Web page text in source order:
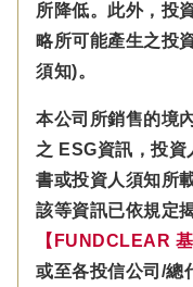
所降低。此外，投
略所可能產生之投
須知)。
本公司所銷售的境
之 ESG資訊，投資
書或投資人須知所
該等資訊已依規定
【FUNDCLEAR
或至各投信公司/總